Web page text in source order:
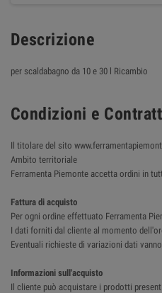
Descrizione
per scaldabagno da 10 e 30 l Ricambio
Condizioni e
Il titolare del sito
Ambito territoriale
Ferramenta Piemonte accetta ordini in
Fattura di acquisto
Per ogni ordine effettuato Ferramenta
I dati forniti dal cliente al momento
Eventuali richieste di variazioni dati
Informazioni sull'acquisto
Il cliente può acquistare i prodotti